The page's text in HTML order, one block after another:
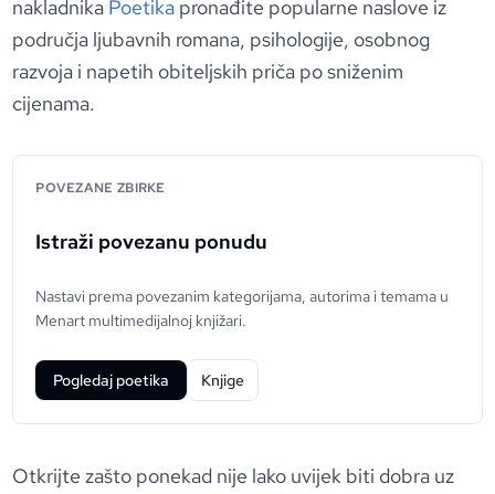
nakladnika Poetika pronađite popularne naslove iz
područja ljubavnih romana, psihologije, osobnog
razvoja i napetih obiteljskih priča po sniženim
cijenama.
POVEZANE ZBIRKE
Istraži povezanu ponudu
Nastavi prema povezanim kategorijama, autorima i temama u
Menart multimedijalnoj knjižari.
Pogledaj poetika Knjige
Otkrijte zašto ponekad nije lako uvijek biti dobra uz